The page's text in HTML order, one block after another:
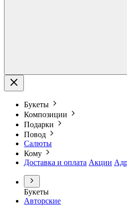
Букеты
Композиции
Подарки
Повод
Салюты
Кому
Доставка и оплата Акции
Букеты
Авторские